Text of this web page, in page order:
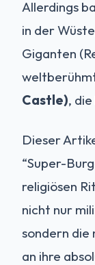
Allerdings
in der
Giganten
Castle),
Dieser
“Super-
religiösen
nicht nur
sondern die
an ihre